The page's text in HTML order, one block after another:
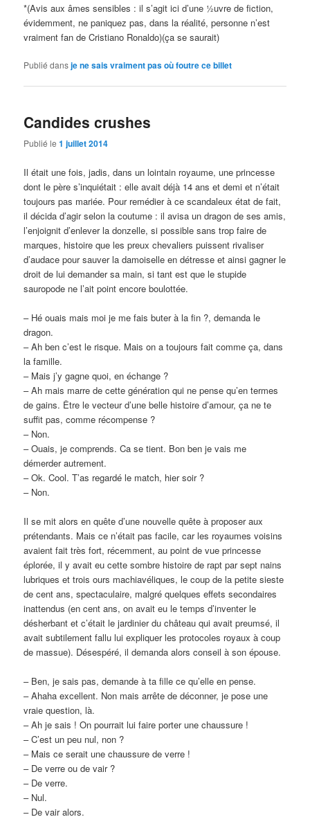
*(Avis aux âmes sensibles : il s’agit ici d’une ½uvre de fiction,
évidemment, ne paniquez pas, dans la réalité, personne n’est
vraiment fan de Cristiano Ronaldo)(ça se saurait)
Publié dansje ne sais vraiment pas où foutre ce billet
Candides crushes
Publié le1 juillet 2014
Il était une fois, jadis, dans un lointain royaume, une princesse
dont le père s’inquiétait : elle avait déjà 14 ans et demi et n’était
toujours pas mariée. Pour remédier à ce scandaleux état de fait,
il décida d’agir selon la coutume : il avisa un dragon de ses amis,
l’enjoignit d’enlever la donzelle, si possible sans trop faire de
marques, histoire que les preux chevaliers puissent rivaliser
d’audace pour sauver la damoiselle en détresse et ainsi gagner le
droit de lui demander sa main, si tant est que le stupide
sauropode ne l’ait point encore boulottée.
– Hé ouais mais moi je me fais buter à la fin ?, demanda le
dragon.
– Ah ben c’est le risque. Mais on a toujours fait comme ça, dans
la famille.
– Mais j’y gagne quoi, en échange ?
– Ah mais marre de cette génération qui ne pense qu’en termes
de gains. Être le vecteur d’une belle histoire d’amour, ça ne te
suffit pas, comme récompense ?
– Non.
– Ouais, je comprends. Ca se tient. Bon ben je vais me
démerder autrement.
– Ok. Cool. T’as regardé le match, hier soir ?
– Non.
Il se mit alors en quête d’une nouvelle quête à proposer aux
prétendants. Mais ce n’était pas facile, car les royaumes voisins
avaient fait très fort, récemment, au point de vue princesse
éplorée, il y avait eu cette sombre histoire de rapt par sept nains
lubriques et trois ours machiavéliques, le coup de la petite sieste
de cent ans, spectaculaire, malgré quelques effets secondaires
inattendus (en cent ans, on avait eu le temps d’inventer le
désherbant et c’était le jardinier du château qui avait preumsé, il
avait subtilement fallu lui expliquer les protocoles royaux à coup
de massue). Désespéré, il demanda alors conseil à son épouse.
– Ben, je sais pas, demande à ta fille ce qu’elle en pense.
– Ahaha excellent. Non mais arrête de déconner, je pose une
vraie question, là.
– Ah je sais ! On pourrait lui faire porter une chaussure !
– C’est un peu nul, non ?
– Mais ce serait une chaussure de verre !
– De verre ou de vair ?
– De verre.
– Nul.
– De vair alors.